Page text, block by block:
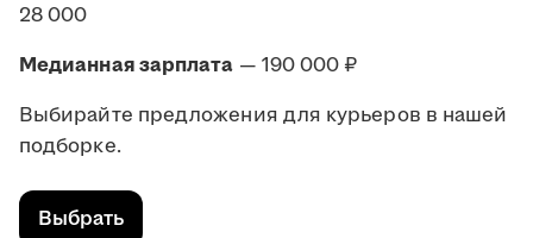
28 000
Медианная зарплата — 190 000 ₽
Выбирайте предложения для курьеров в нашей
подборке.
Выбрать